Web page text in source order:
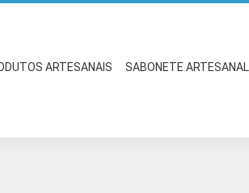
ARTESANAIS SABONETE ARTESANAL